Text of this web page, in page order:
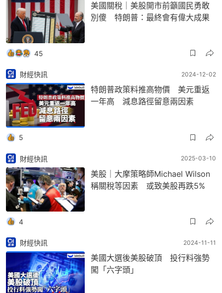
美國關稅｜美股開市前籲國民勇敢
別傻 特朗普：最終會有偉大成果
45
財經快訊 2024-12-02
特朗普政策料推高物價 美元重返
一年高 減息路徑留意兩因素
5
財經快訊 2025-03-10
美股｜大摩策略師Michael Wilson
稱關稅等因素 或致美股再跌5%
4
財經快訊 2024-11-11
美國大選後美股破頂 投行料強勢
闖「六字頭」